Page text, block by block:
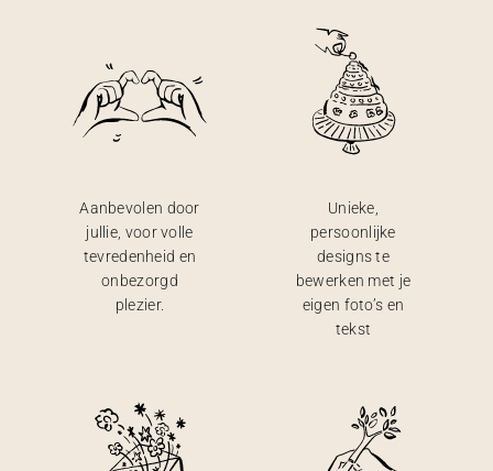
Aanbevolen door
jullie, voor volle
tevredenheid en
onbezorgd
plezier.
Unieke,
persoonlijke
designs te
bewerken met je
eigen foto’s en
tekst